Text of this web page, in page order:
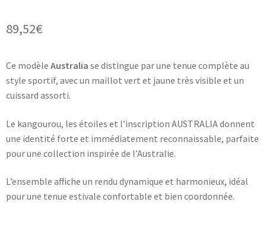
89,52€
Ce modèle Australia se distingue par une tenue complète au
style sportif, avec un maillot vert et jaune très visible et un
cuissard assorti.
Le kangourou, les étoiles et l’inscription AUSTRALIA donnent
une identité forte et immédiatement reconnaissable, parfaite
pour une collection inspirée de l’Australie.
L’ensemble affiche un rendu dynamique et harmonieux, idéal
pour une tenue estivale confortable et bien coordonnée.